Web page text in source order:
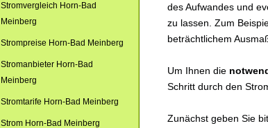
des Aufwandes und
zu lassen. Zum
beträchtlichem
Um Ihnen die
Schritt durch den
Zunächst geben Sie
Stromvergleich Horn-Bad
Meinberg
Strompreise Horn-Bad Meinberg
Stromanbieter Horn-Bad
Meinberg
Stromtarife Horn-Bad Meinberg
Strom Horn-Bad Meinberg